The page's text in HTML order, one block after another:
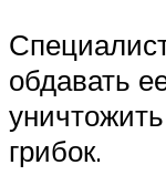
обдавать
грибок.